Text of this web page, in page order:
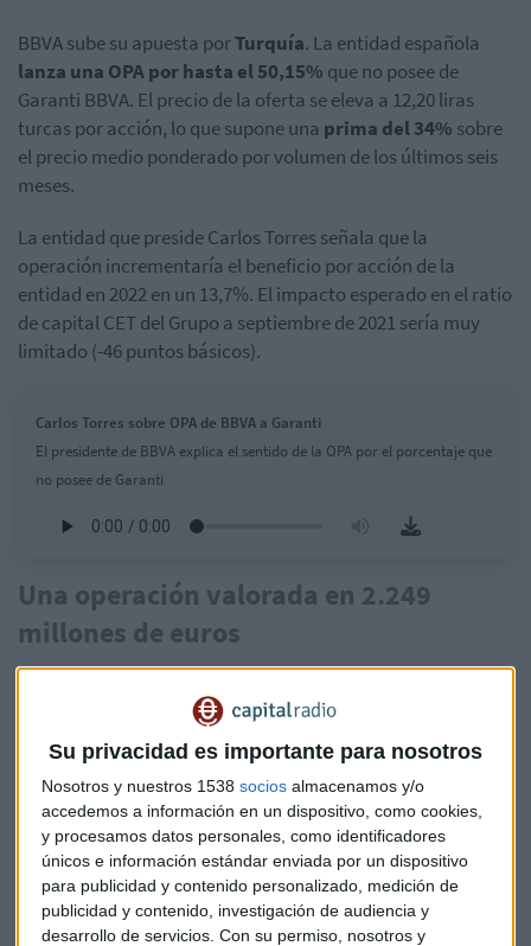
Su privacidad es importante para nosotros
Nosotros y nuestros 1538 socios almacenamos y/o
accedemos a información en un dispositivo, como cookies,
y procesamos datos personales, como identificadores
únicos e información estándar enviada por un dispositivo
para publicidad y contenido personalizado, medición de
publicidad y contenido, investigación de audiencia y
desarrollo de servicios. Con su permiso, nosotros y
BBVA sube su apuesta porTurquía. La entidad española
lanza una OPA por hasta el 50,15% que no posee de
Garanti BBVA. El precio de la oferta se eleva a 12,20 liras
turcas por acción, lo quesupone una prima del 34% sobre
el precio medio ponderado por volumen de los últimos seis
meses.
La entidad que preside Carlos Torres señala que la
operación incrementaría el beneficio por acción de la
entidad en 2022 en un 13,7%. El impacto esperado en el ratio
de capital CET del Grupo a septiembre de 2021 sería muy
limitado (-46 puntos básicos).
Carlos Torres sobre OPA de BBVA a Garanti
El presidente de BBVA explica el sentido de la OPA por el porcentaje que
no posee de Garanti
Una operación valorada en 2.249
millones de euros
En el caso de que todos los accionistas de Garanti BBVA
vendan sus acciones, la cuantía máxima total que pagará la
entidad española en esta operación asciende a 25.697
millones de liras turcas (equivalente a aproximadamente
2.249 millones de euros²). La oferta no está condicionada y
BBVA explica que aceptará cualquier nivel de participación.
El inicio de la oferta está sujeto a las autorizaciones
regulatorias pertinentes. BBVA considera que la operación
se puede cerrar en el primer trimestre de 2022.